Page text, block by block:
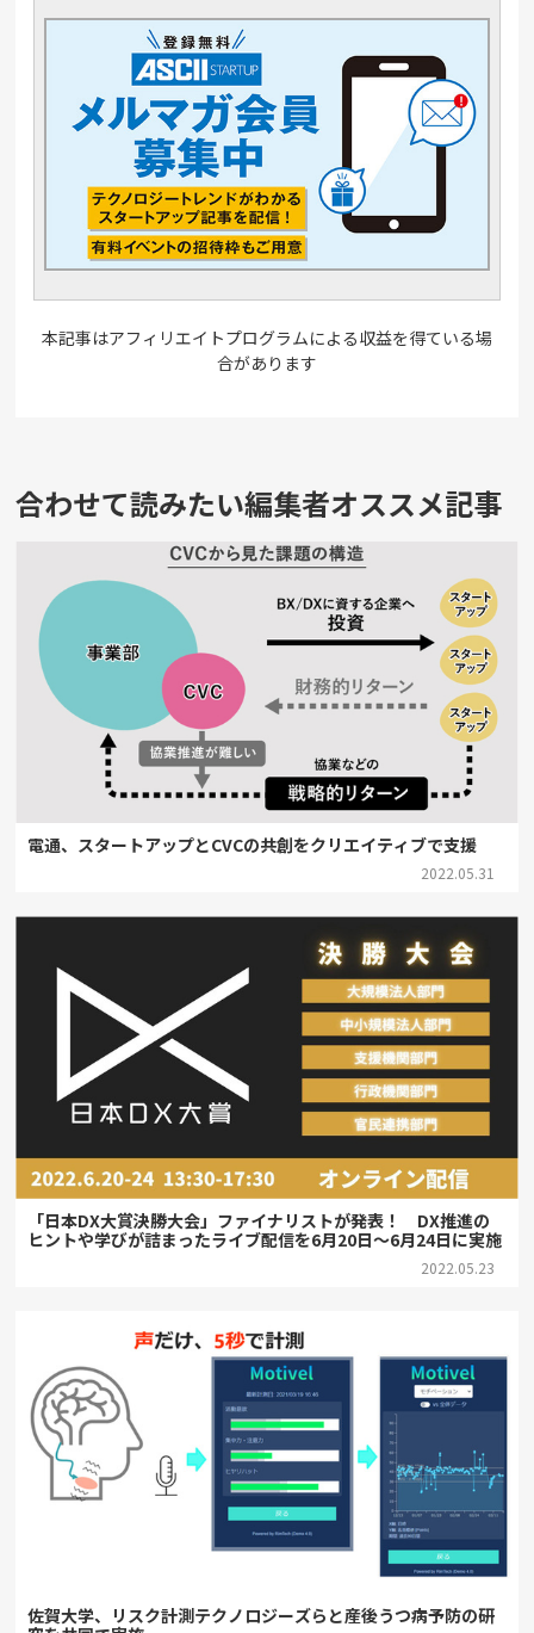
本記事はアフィリエイトプログラムによる収益を得ている場
合があります
合わせて読みたい編集者オススメ記事
電通、スタートアップとCVCの共創をクリエイティブで支援
2022.05.31
「日本DX大賞決勝大会」ファイナリストが発表！ DX推進の
ヒントや学びが詰まったライブ配信を6月20日～6月24日に実施
2022.05.23
佐賀大学、リスク計測テクノロジーズらと産後うつ病予防の研